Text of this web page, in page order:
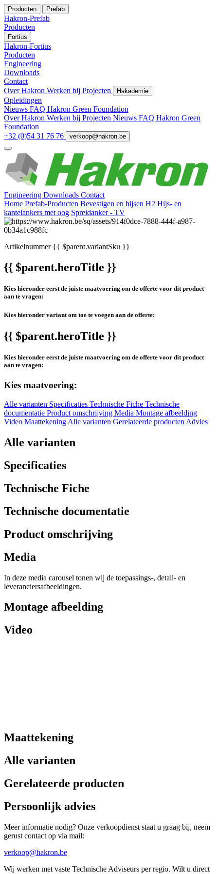
Producten Prefab
Hakron-Prefab
Producten
Fortius
Hakron-Fortius
Producten
Engineering
Downloads
Contact
Over Hakron Werken bij Projecten Hakademie
Opleidingen
Nieuws FAQ Hakron Green Foundation
Over Hakron Werken bij Projecten Nieuws FAQ Hakron Green
Foundation
+32 (0)54 31 76 76
verkoop@hakron.be
Engineering Downloads Contact
Home Prefab-Producten Bevestigen en hijsen H2 Hijs- en
kantelankers met oog Spreidanker - TV
Artikelnummer{{ $parent.variantSku }}
{{ $parent.heroTitle }}
Kies hieronder eerst de juiste maatvoering om de offerte voor dit product
aan te vragen:
Kies hieronder variant om toe te voegen aan de offerte:
{{ $parent.heroTitle }}
Kies hieronder eerst de juiste maatvoering om de offerte voor dit product
aan te vragen:
Kies maatvoering:
Alle varianten Specificaties Technische Fiche Technische
documentatie Product omschrijving Media Montage afbeelding
Video Maattekening Alle varianten Gerelateerde producten Advies
Alle varianten
Specificaties
Technische Fiche
Technische documentatie
Product omschrijving
Media
In deze media carousel tonen wij de toepassings-, detail- en
leveranciersafbeeldingen.
Montage afbeelding
Video
Maattekening
Alle varianten
Gerelateerde producten
Persoonlijk advies
Meer informatie nodig? Onze verkoopdienst staat u graag bij, neem
gerust contact op via mail:
verkoop@hakron.be
Wij werken met vaste Technische Adviseurs per regio. Wilt u direct